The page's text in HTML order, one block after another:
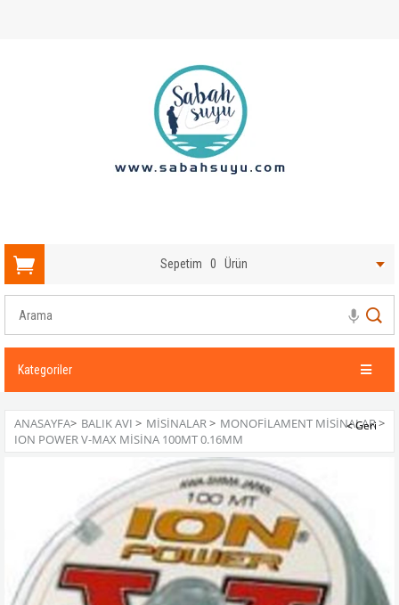
Sepetim 0 Ürün
Kategoriler
ANASAYFA> BALIK AVI > MISINALAR> MONOFILAMENT MISINALAR>
ION POWER V-MAX MISINA 100MT 0.16MM